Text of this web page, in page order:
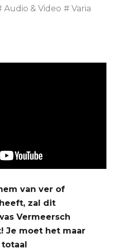
Audio & Video Varia
van ver of
zal dit
Vermeersch
Je moet het maar
totaal